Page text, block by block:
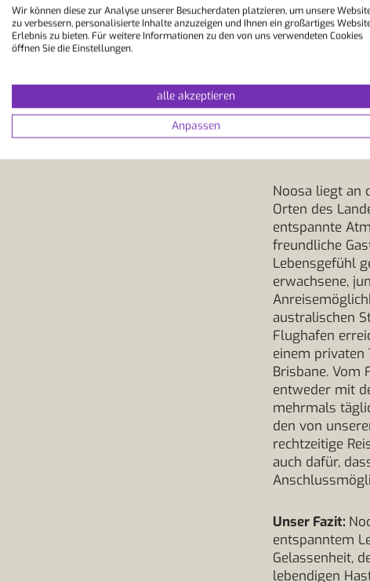
So
in
Noosa liegt an
Orten des
entspannte
freundliche
Lebensgefühl
erwachsene,
australischen
Flughafen
einem privaten
Brisbane. Vom
entweder mit
mehrmals
den von
rechtzeitige
auch dafür,
Unser Fazit:
entspanntem
Gelassenheit,
lebendigen
Wir können diese zur Analyse unserer Besucherdaten platzieren, um unsere
zu verbessern, personalisierte Inhalte anzuzeigen und Ihnen ein großartiges
Erlebnis zu bieten. Für weitere Informationen zu den von uns verwendeten Cookies
öffnen Sie die Einstellungen.
alle akzeptieren
Anpassen